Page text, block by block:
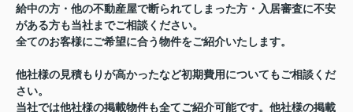
給中の方・他の不動産屋で断られてしまった方・入居審査に不安
がある方も当社までご相談ください。
全てのお客様にご希望に合う物件をご紹介いたします。
他社様の見積もりが高かったなど初期費用についてもご相談くだ
さい。
当社では他社様の掲載物件も全てご紹介可能です。他社様の掲載